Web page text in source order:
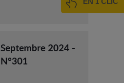
Septembre 2024 -
N°301